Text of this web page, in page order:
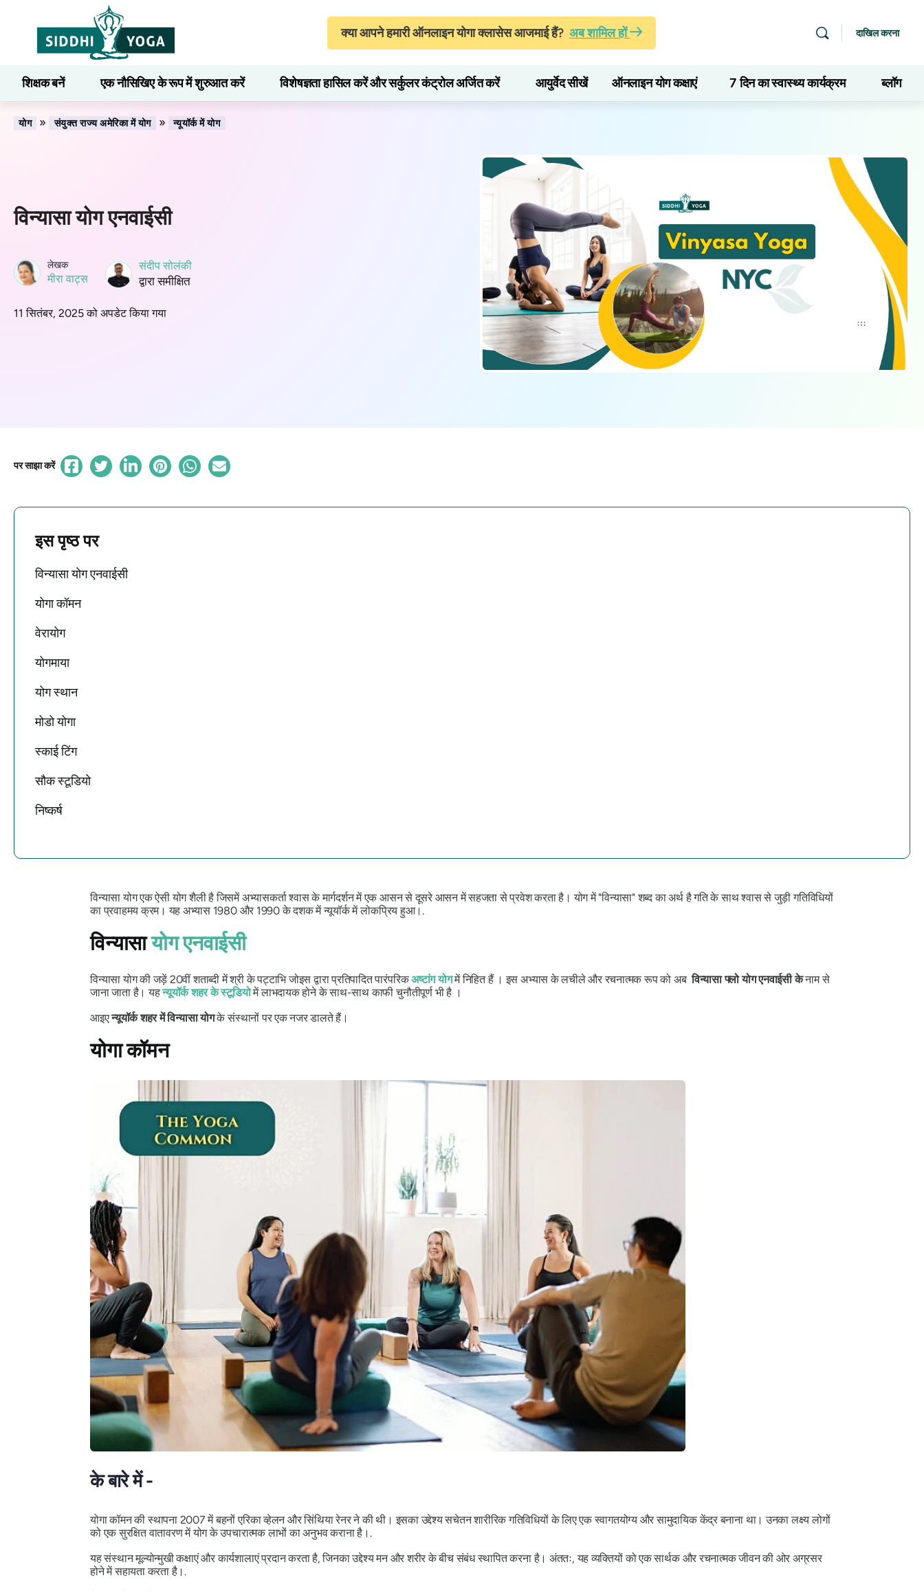
क्या आपने हमारी ऑनलाइन योगा क्लासेस आजमाई हैं? अब शामिल हों दाखिल करना
शिक्षक बनें एक नौसिखिए के रूप में शुरुआत करें विशेषज्ञता हासिल करें और सर्कुलर कंट्रोल अर्जित करें आयुर्वेद सीखें ऑनलाइन योग कक्षाएं 7 दिन का स्वास्थ्य कार्यक्रम ब्लॉग
सीखना
योग » संयुक्त राज्य अमेरिका में योग » न्यूयॉर्क में योग
विन्यासा योग एनवाईसी
लेखक
मीरा वाट्स
संदीप सोलंकी
द्वारा समीक्षित
11 सितंबर, 2025 को अपडेट किया गया
पर साझा करें
इस पृष्ठ पर
विन्यासा योग एनवाईसी
योगा कॉमन
वेरायोग
योगमाया
योग स्थान
मोडो योगा
स्काई टिंग
सौक स्टूडियो
निष्कर्ष
विन्यासा योग एक ऐसी योग शैली है जिसमें अभ्यासकर्ता श्वास के मार्गदर्शन में एक आसन से दूसरे आसन में सहजता से प्रवेश करता है। योग में "विन्यासा" शब्द का अर्थ है गति के साथ श्वास से जुड़ी गतिविधियों
का प्रवाहमय क्रम। यह अभ्यास 1980 और 1990 के दशक में न्यूयॉर्क में लोकप्रिय हुआ।.
विन्यासायोग एनवाईसी
विन्यासा योग की जड़ें 20वीं शताब्दी में श्री के पट्टाभि जोइस द्वारा प्रतिपादित पारंपरिकअष्टांग योगमें निहित हैं । इस अभ्यास के लचीले और रचनात्मक रूप को अब विन्यासा फ्लो योग एनवाईसी केनाम से
जाना जाता है। यहन्यूयॉर्क शहर के स्टूडियोमें लाभदायक होने के साथ-साथ काफी चुनौतीपूर्ण भी है ।
आइएन्यूयॉर्क शहर में विन्यासा योगके संस्थानों पर एक नजर डालते हैं।
योगा कॉमन
के बारे में -
योगा कॉमन की स्थापना 2007 में बहनों एरिका व्हेलन और सिंथिया रेनर ने की थी। इसका उद्देश्य सचेतन शारीरिक गतिविधियों के लिए एक स्वागतयोग्य और सामुदायिक केंद्र बनाना था। उनका लक्ष्य लोगों
को एक सुरक्षित वातावरण में योग के उपचारात्मक लाभों का अनुभव कराना है।.
यह संस्थान मूल्योन्मुखी कक्षाएं और कार्यशालाएं प्रदान करता है, जिनका उद्देश्य मन और शरीर के बीच संबंध स्थापित करना है। अंततः, यह व्यक्तियों को एक सार्थक और रचनात्मक जीवन की ओर अग्रसर
होने में सहायता करता है।.